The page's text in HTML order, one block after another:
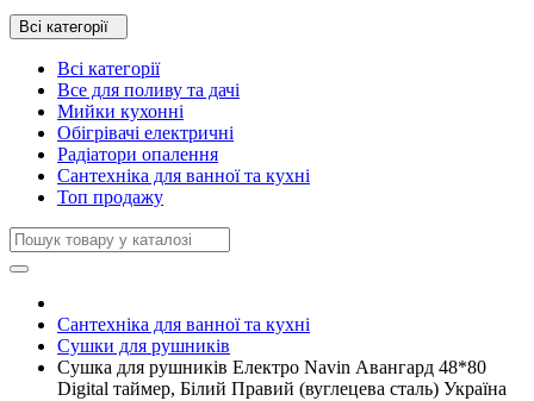
Всі категорії
Всі категорії
Все для поливу та дачі
Мийки кухонні
Обігрівачі електричні
Радіатори опалення
Сантехніка для ванної та кухні
Топ продажу
Сантехніка для ванної та кухні
Сушки для рушників
Сушка для рушників Електро Navin Авангард 48*80
Digital таймер, Білий Правий (вуглецева сталь) Україна